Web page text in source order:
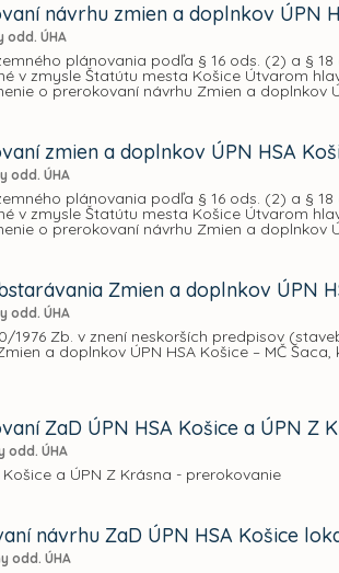
návrhu zmien a doplnkov ÚPN
odd. ÚHA
plánovania podľa § 16 ods. (2) a §
v zmysle Štatútu mesta Košice Útvarom
o prerokovaní návrhu Zmien a doplnkov
zmien a doplnkov ÚPN HSA
odd. ÚHA
plánovania podľa § 16 ods. (2) a §
v zmysle Štatútu mesta Košice Útvarom
o prerokovaní návrhu Zmien a doplnkov
Zmien a doplnkov ÚPN
odd. ÚHA
1976 Zb. v znení neskorších predpisov
a doplnkov ÚPN HSA Košice – MČ
ZaD ÚPN HSA Košice a ÚPN Z
odd. ÚHA
a ÚPN Z Krásna - prerokovanie
návrhu ZaD ÚPN HSA Košice
odd. ÚHA